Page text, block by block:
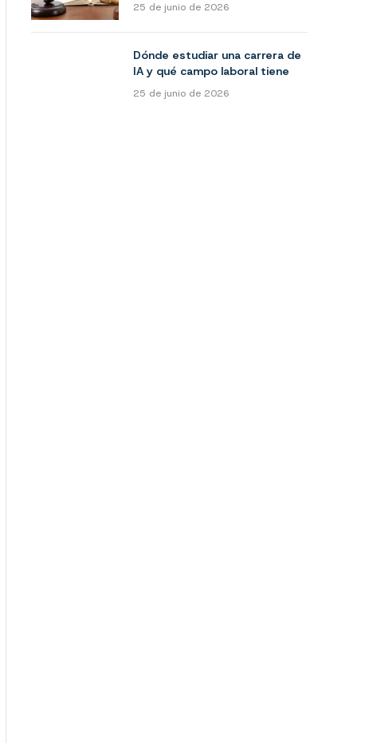
25 de junio de 2026
Dónde estudiar una carrera de
IA y qué campo laboral tiene
25 de junio de 2026